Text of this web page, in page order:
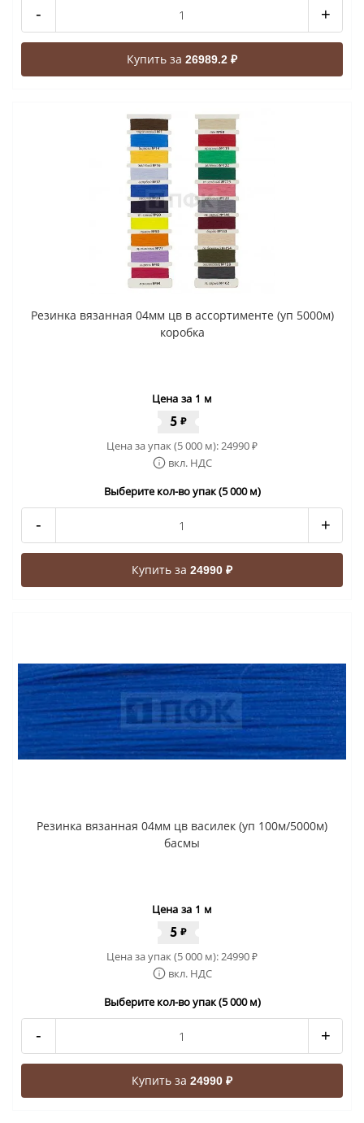
- +
Купить за 26989.2 ₽
Резинка вязанная 04мм цв в ассортименте (уп 5000м)
коробка
Цена за 1 м
5 ₽
Цена за упак (5 000 м):24990₽
вкл. НДС
Выберите кол-во упак (5 000 м)
- +
Купить за 24990 ₽
Резинка вязанная 04мм цв василек (уп 100м/5000м)
басмы
Цена за 1 м
5 ₽
Цена за упак (5 000 м):24990₽
вкл. НДС
Выберите кол-во упак (5 000 м)
- +
Купить за 24990 ₽